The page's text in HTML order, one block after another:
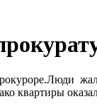
квартиры